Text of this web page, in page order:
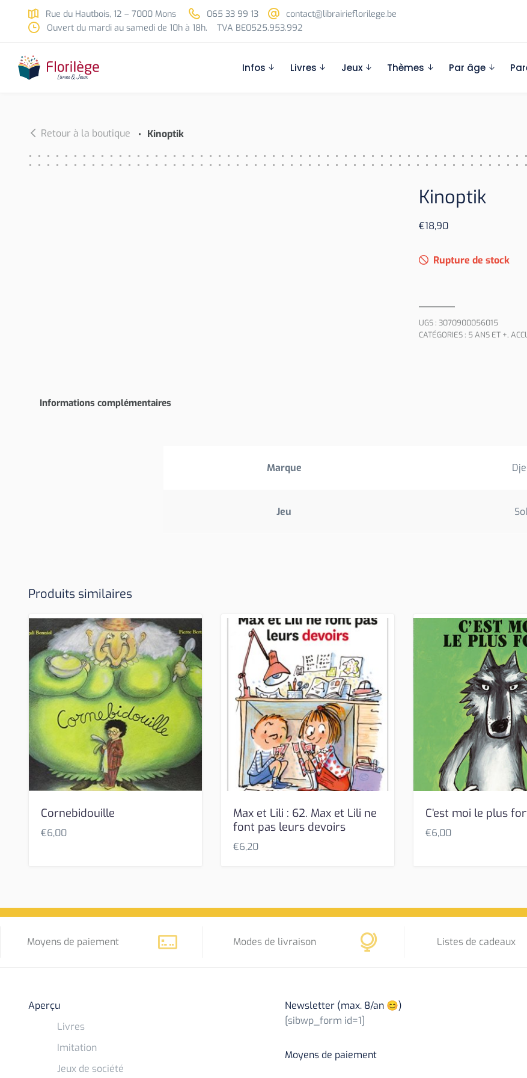
Skip to main content
Rue du Hautbois, 12 – 7000 Mons 065 33 99 13
contact@librairieflorilege.be
Ouvert du mardi au samedi de 10h à 18h.
TVA BE0525.953.992
Infos Livres Jeux Thèmes Par âge
Retour à la boutique Kinoptik
Kinoptik
€18,90
Rupture de stock
UGS : 3070900056015
CATÉGORIES : 5 ANS ET +,
Informations complémentaires
Marque
Jeu
Produits similaires
Cornebidouille
€6,00
Max et Lili : 62. Max et Lili ne
font pas leurs devoirs
€6,20
C’est moi le plus
€6,00
Moyens de paiement Modes de livraison Listes de cadeaux
Aperçu
Livres
Imitation
Jeux de société
Newsletter (max. 8/an 😊)
[sibwp_form id=1]
Moyens de paiement